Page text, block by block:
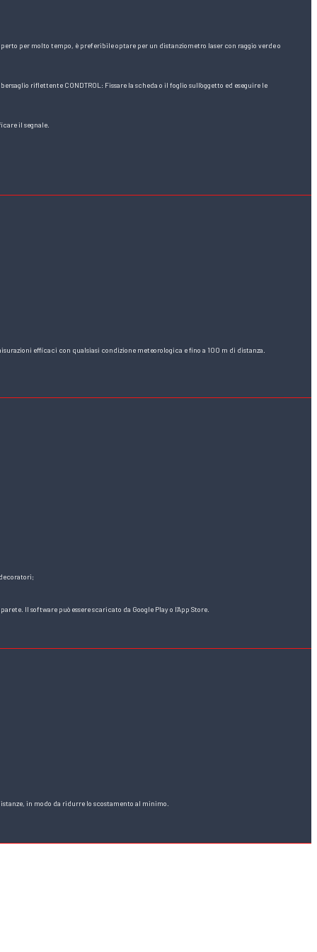
per molto tempo, è preferibile optare per un distanziometro laser con raggio verde o
riflettente CONDTROL: Fissare la scheda o il foglio sull’oggetto ed eseguire le
il segnale.
efficaci con qualsiasi condizione meteorologica e fino a 100 m di distanza.
Il software può essere scaricato da Google Play o l’App Store.
in modo da ridurre lo scostamento al minimo.